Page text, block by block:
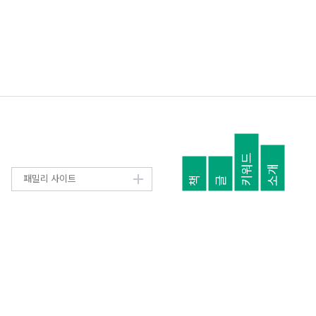
책 글 키워드 소개
패밀리 사이트